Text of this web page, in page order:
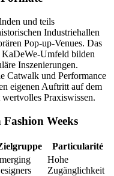
und teils
Industriehallen
Pop-up-Venues. Das
KaDeWe-Umfeld bilden
Inszenierungen.
Catwalk und Performance
eigenen Auftritt auf dem
Praxiswissen.
Weeks
Particularité
Hohe
Zugänglichkeit